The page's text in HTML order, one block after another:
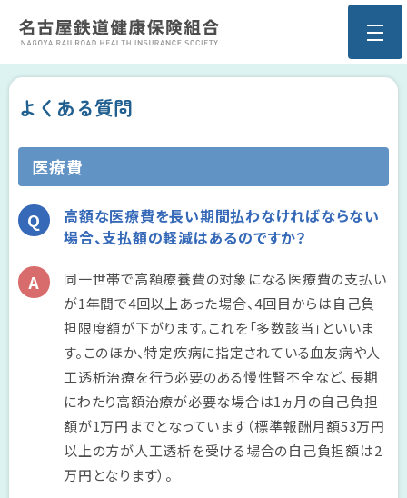
よくある質問
医療費
高額な医療費を長い期間払わなければならない
場合、支払額の軽減はあるのですか？
同一世帯で高額療養費の対象になる医療費の支払い
が1年間で4回以上あった場合、4回目からは自己負
担限度額が下がります。これを「多数該当」といいま
す。このほか、特定疾病に指定されている血友病や人
工透析治療を行う必要のある慢性腎不全など、長期
にわたり高額治療が必要な場合は1ヵ月の自己負担
額が1万円までとなっています（標準報酬月額53万円
以上の方が人工透析を受ける場合の自己負担額は2
万円となります）。